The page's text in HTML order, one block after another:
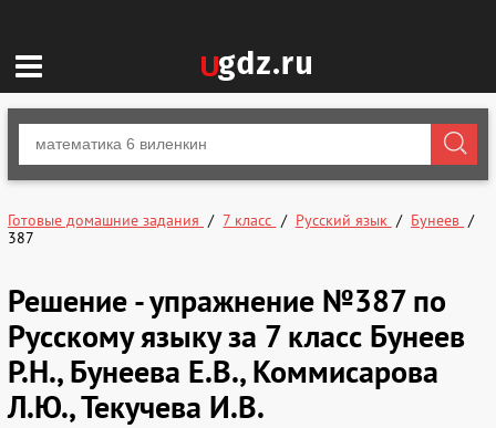
Готовые домашние задания 7 класс Русский язык
Бунеев
387
Решение - упражнение №387 по
Русскому языку за 7 класс Бунеев
Р.Н., Бунеева Е.В., Коммисарова
Л.Ю., Текучева И.В.